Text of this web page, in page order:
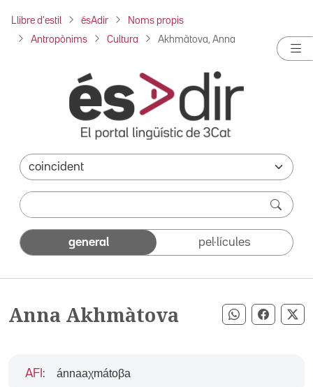
Llibre d'estil ésAdir Noms propis
Antropònims Cultura Akhmàtova, Anna
general pel·lícules
Anna Akhmàtova Compartir
AFI : ánnaaχmátoβa